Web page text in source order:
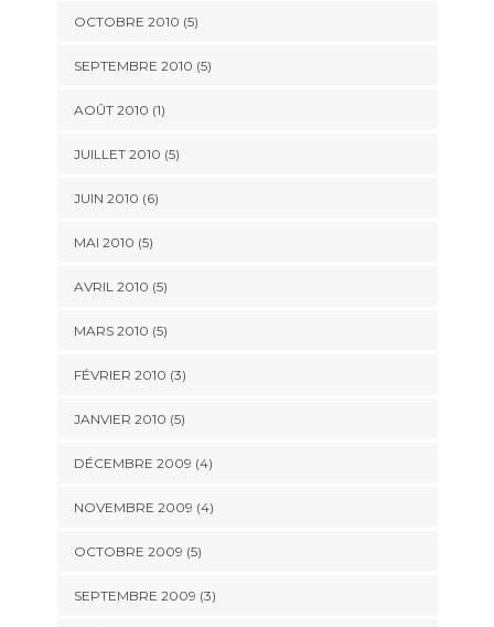
OCTOBRE 2010 (5)
SEPTEMBRE 2010 (5)
AOÛT 2010 (1)
JUILLET 2010 (5)
JUIN 2010 (6)
MAI 2010 (5)
AVRIL 2010 (5)
MARS 2010 (5)
FÉVRIER 2010 (3)
JANVIER 2010 (5)
DÉCEMBRE 2009 (4)
NOVEMBRE 2009 (4)
OCTOBRE 2009 (5)
SEPTEMBRE 2009 (3)